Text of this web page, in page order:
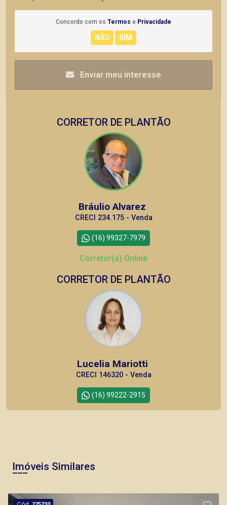
Concordo com os Termos e Privacidade
Enviar meu interesse
CORRETOR DE PLANTÃO
Bráulio Alvarez
CRECI 234.175 - Venda
(16) 99327-7979
Corretor(a) Online
CORRETOR DE PLANTÃO
Lucelia Mariotti
CRECI 146320 - Venda
(16) 99222-2915
Imóveis Similares